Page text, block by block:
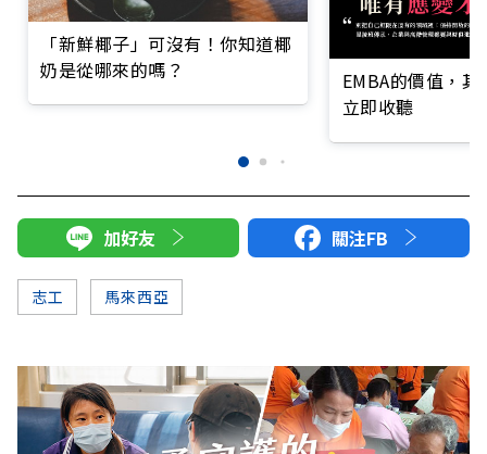
「新鮮椰子」可沒有！你知道椰
奶是從哪來的嗎？
EMBA的價值，
立即收聽
加好友 關注FB
志工 馬來西亞